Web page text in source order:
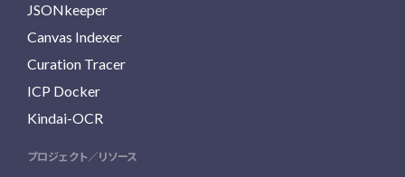
JSONkeeper
Canvas Indexer
Curation Tracer
ICP Docker
Kindai-OCR
プロジェクト／リソース